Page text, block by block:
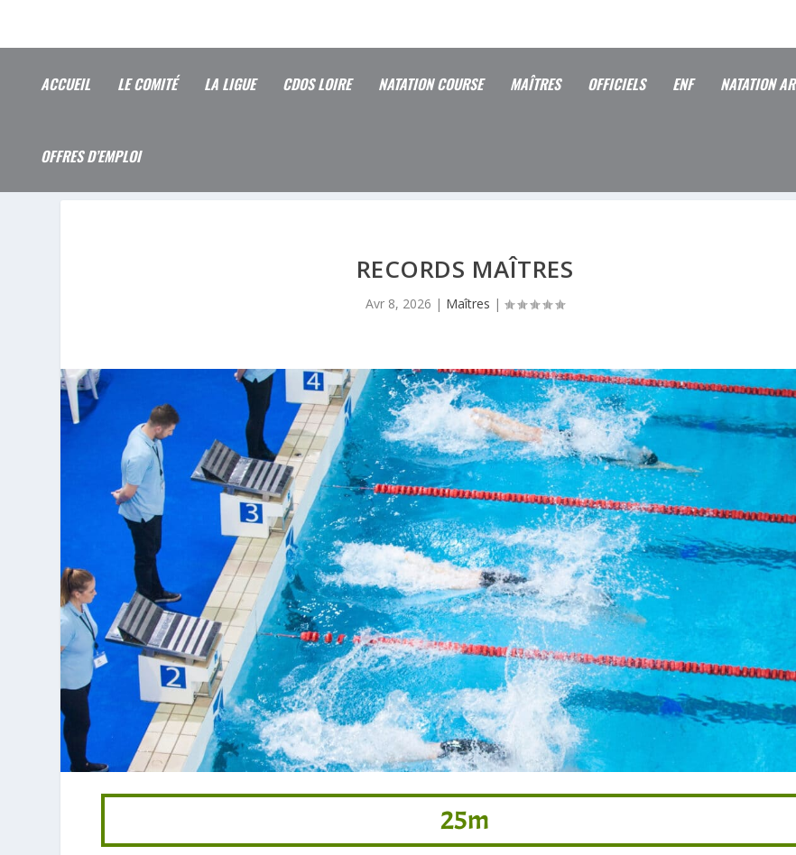
ACCUEIL LE COMITÉ LA LIGUE CDOS LOIRE NATATION COURSE MAÎTRES OFFICIELS ENF NATATION
OFFRES D’EMPLOI
RECORDS MAÎTRES
Avr 8, 2026 | Maîtres |
25m